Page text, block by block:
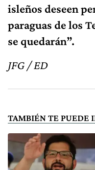
isleños deseen
paraguas de los
se quedarán”.
JFG / ED
TAMBIÉN TE PUEDE